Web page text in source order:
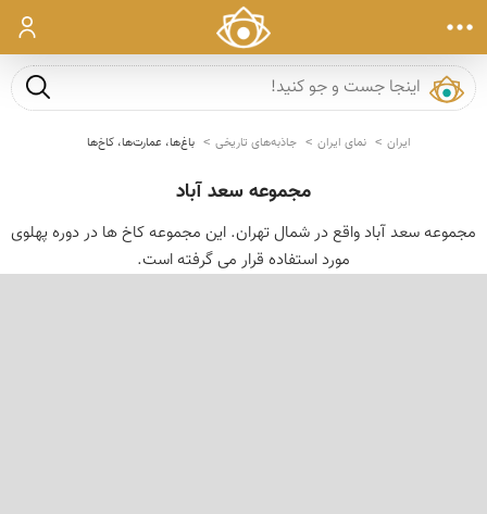
ورود
جست و
ایران نمای ایران جاذبه‌های تاریخی باغ‌ها، عمارت‌ها، کاخ‌ها
مجموعه سعد آباد
مجموعه سعد آباد واقع در شمال تهران. این مجموعه کاخ ها در دوره پهلوی
مورد استفاده قرار می گرفته است.